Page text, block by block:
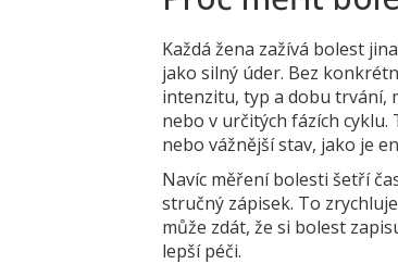
Každá žena zažívá bolest
jako silný úder. Bez
intenzitu, typ a dobu trvání,
nebo v určitých fázích
nebo vážnější stav, jako je
Navíc měření bolesti šetří
stručný zápisek. To
může zdát, že si bolest
lepší péči.